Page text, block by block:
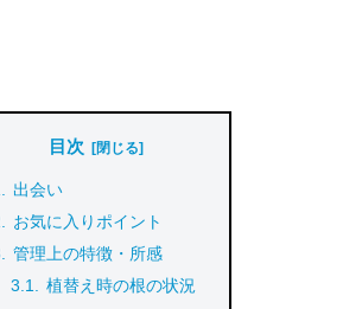
目次
出会い
お気に入りポイント
管理上の特徴・所感
植替え時の根の状況